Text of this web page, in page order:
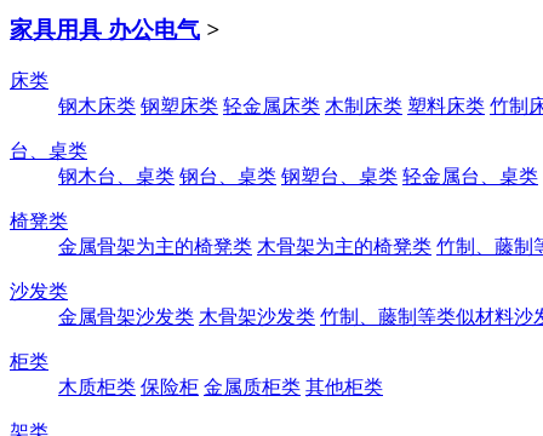
家具用具 办公电气 >
床类
钢木床类 钢塑床类 轻金属床类 木制床类 塑料床类 竹制
台、桌类
钢木台、桌类 钢台、桌类 钢塑台、桌类 轻金属台、桌类
椅凳类
金属骨架为主的椅凳类 木骨架为主的椅凳类 竹制、藤制
沙发类
金属骨架沙发类 木骨架沙发类 竹制、藤制等类似材料沙
柜类
木质柜类 保险柜 金属质柜类 其他柜类
架类